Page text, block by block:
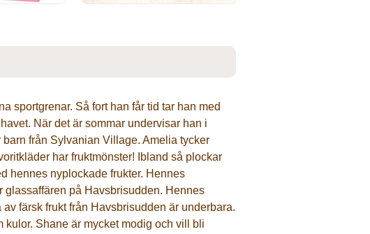
sportgrenar. Så fort han får tid tar han med
När det är sommar undervisar han i
från Sylvanian Village. Amelia tycker
har fruktmönster! Ibland så plockar
hennes nyplockade frukter. Hennes
glassaffären på Havsbrisudden. Hennes
färsk frukt från Havsbrisudden är underbara.
kulor. Shane är mycket modig och vill bli